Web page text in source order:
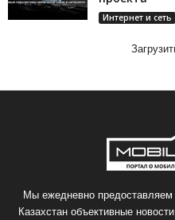
Интернет и сеть
Мы ежедневно
Казахстан объективные